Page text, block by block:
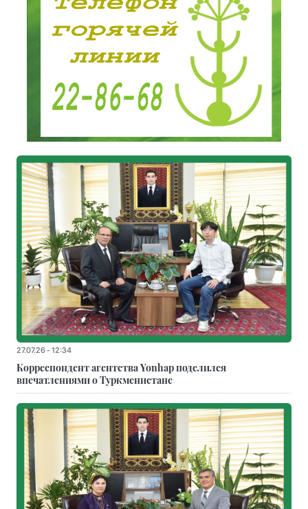
27.07.26 - 12:34
Корреспондент агентства Yonhap поделился
впечатлениями о Туркменистане